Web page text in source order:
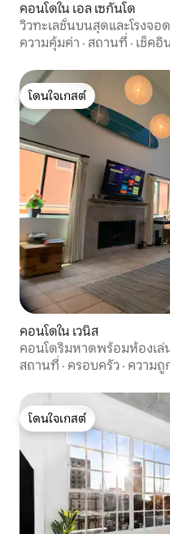
คอนโดใน เอล เซกันโด
วิวทะเลชั้นบนสุดและโรงจอ
ความคุ้มค่า · สถานที่ · เช็คอิ
โดนใจเกสต์
โดนใจเกสต์
คอนโดใน เวนิส
คอนโดริมหาดพร้อมห้องเล่
สถานที่ · ครอบครัว · ความถู
โดนใจเกสต์
โดนใจเกสต์